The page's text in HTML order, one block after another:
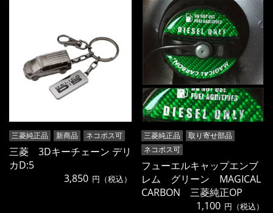
三菱純正品 新商品 ネコポス可
三菱 3Dキーチェーン デリ
カD:5
3,850 円（税込）
三菱純正品
取り寄せ部品
ネコポス可
フューエルキャップエンブ
レム グリーン MAGICAL
CARBON 三菱純正OP
1,100 円（税込）